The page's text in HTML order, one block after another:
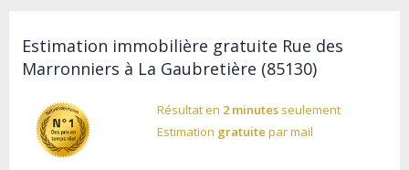
Estimation immobilière gratuite Rue des
Marronniers à La Gaubretière (85130)
Résultat en 2 minutes seulement
Estimation gratuite par mail